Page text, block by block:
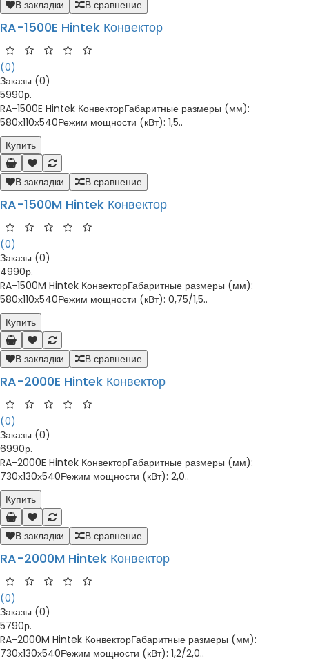
В закладки В сравнение
RA-1500E Hintek Конвектор
(0)
Заказы (0)
5990р.
RA-1500E Hintek КонвекторГабаритные размеры (мм):
580х110х540Режим мощности (кВт): 1,5..
Купить
В закладки В сравнение
RA-1500M Hintek Конвектор
(0)
Заказы (0)
4990р.
RA-1500M Hintek КонвекторГабаритные размеры (мм):
580х110х540Режим мощности (кВт): 0,75/1,5..
Купить
В закладки В сравнение
RA-2000E Hintek Конвектор
(0)
Заказы (0)
6990р.
RA-2000E Hintek КонвекторГабаритные размеры (мм):
730х130х540Режим мощности (кВт): 2,0..
Купить
В закладки В сравнение
RA-2000M Hintek Конвектор
(0)
Заказы (0)
5790р.
RA-2000M Hintek КонвекторГабаритные размеры (мм):
730х130х540Режим мощности (кВт): 1,2/2,0..